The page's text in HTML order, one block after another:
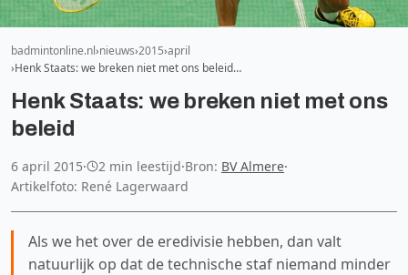
badmintonline.nl nieuws 2015 april
Henk Staats: we breken niet met ons beleid…
Henk Staats: we breken niet met ons
beleid
6 april 2015· 2 min leestijd·Bron: BV Almere·
Artikelfoto: René Lagerwaard
Als we het over de eredivisie hebben, dan valt
natuurlijk op dat de technische staf niemand minder